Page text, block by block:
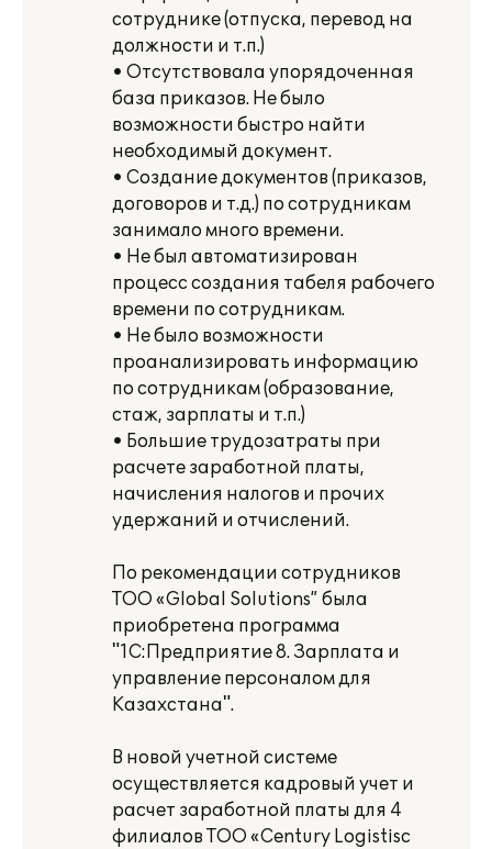
сотруднике (отпуска, перевод на
должности и т.п.)
• Отсутствовала упорядоченная
база приказов. Не было
возможности быстро найти
необходимый документ.
• Создание документов (приказов,
договоров и т.д.) по сотрудникам
занимало много времени.
• Не был автоматизирован
процесс создания табеля рабочего
времени по сотрудникам.
• Не было возможности
проанализировать информацию
по сотрудникам (образование,
стаж, зарплаты и т.п.)
• Большие трудозатраты при
расчете заработной платы,
начисления налогов и прочих
удержаний и отчислений.
По рекомендации сотрудников
ТОО «Global Solutions” была
приобретена программа
"1С:Предприятие 8. Зарплата и
управление персоналом для
Казахстана".
В новой учетной системе
осуществляется кадровый учет и
расчет заработной платы для 4
филиалов ТОО «Century Logistisc